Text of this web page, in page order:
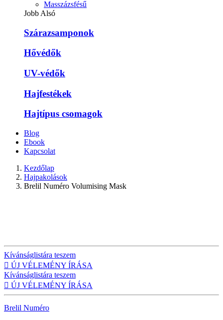
Masszázsfésű
Jobb Alsó
Szárazsamponok
Hővédők
UV-védők
Hajfestékek
Hajtípus csomagok
Blog
Ebook
Kapcsolat
Kezdőlap
Hajpakolások
Brelil Numéro Volumising Mask
Kívánságlistára teszem
 ÚJ VÉLEMÉNY ÍRÁSA
Kívánságlistára teszem
 ÚJ VÉLEMÉNY ÍRÁSA
Brelil Numéro